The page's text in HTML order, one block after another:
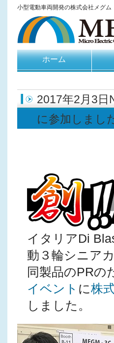
小型電動車両開発の株式会社メグム
ホーム
2017年2月3
に参加しまし
イタリアDi
動３輪シニア
同製品のPRの
イベント に株
しました。